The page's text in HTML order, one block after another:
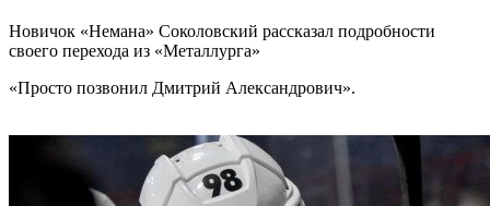
Новичок «Немана» Соколовский рассказал подробности
своего перехода из «Металлурга»
«Просто позвонил Дмитрий Александрович».